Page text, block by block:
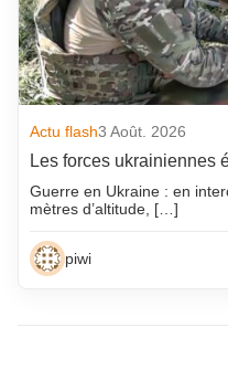
Actu flash3 Août. 2026
Les forces ukrainiennes
Guerre en Ukraine : en
mètres d’altitude, […]
piwi